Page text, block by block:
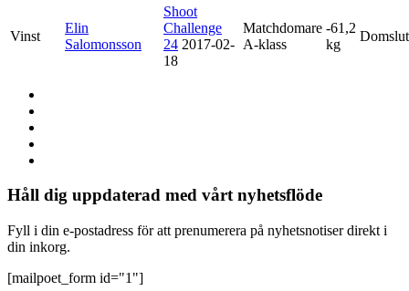
Vinst
Elin
Salomonsson
Shoot
Challenge
24 2017-02-
18
Matchdomare
A-klass
-61,2
kg
Domslut
Håll dig uppdaterad med vårt nyhetsflöde
Fyll i din e-postadress för att prenumerera på nyhetsnotiser direkt i
din inkorg.
[mailpoet_form id="1"]